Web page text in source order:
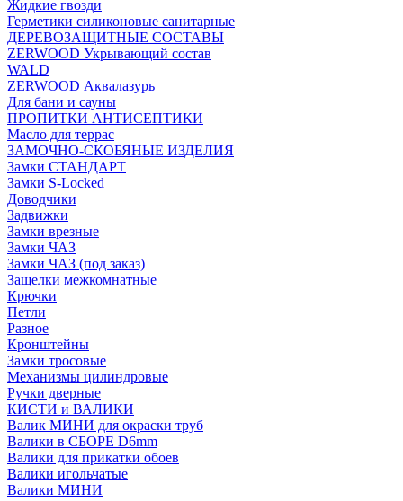
Жидкие гвозди
Герметики силиконовые санитарные
ДЕРЕВОЗАЩИТНЫЕ СОСТАВЫ
ZERWOOD Укрывающий состав
WALD
ZERWOOD Аквалазурь
Для бани и сауны
ПРОПИТКИ АНТИСЕПТИКИ
Масло для террас
ЗАМОЧНО-СКОБЯНЫЕ ИЗДЕЛИЯ
Замки СТАНДАРТ
Замки S-Locked
Доводчики
Задвижки
Замки врезные
Замки ЧАЗ
Замки ЧАЗ (под заказ)
Защелки межкомнатные
Крючки
Петли
Разное
Кронштейны
Замки тросовые
Механизмы цилиндровые
Ручки дверные
КИСТИ и ВАЛИКИ
Валик МИНИ для окраски труб
Валики в СБОРЕ D6mm
Валики для прикатки обоев
Валики игольчатые
Валики МИНИ